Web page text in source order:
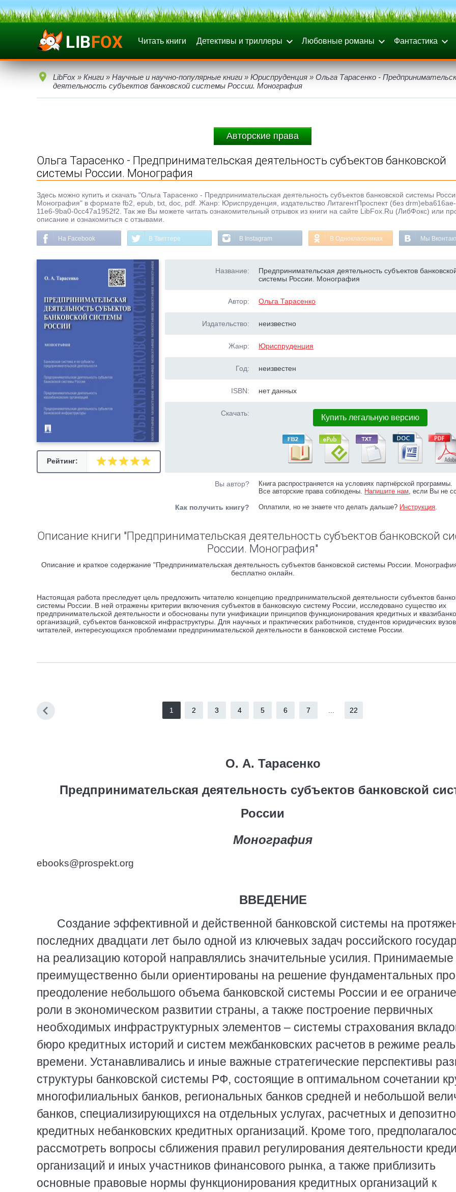
Читать книги Детективы и триллеры Любовные романы Фантастика
LibFox » Книги » Научные и научно-популярные книги » Юриспруденция » Ольга Тарасенко -
деятельность субъектов банковской системы России. Монография
Авторские права
Ольга Тарасенко - Предпринимательская деятельность субъектов банковской
системы России. Монография
Здесь можно купить и скачать "Ольга Тарасенко - Предпринимательская деятельность субъектов банковской системы
Монография" в формате fb2, epub, txt, doc, pdf. Жанр: Юриспруденция, издательство ЛитагентПроспект (без
11e6-9ba0-0cc47a1952f2. Так же Вы можете читать ознакомительный отрывок из книги на сайте LibFox.Ru (ЛибФокс) или
описание и ознакомиться с отзывами.
На Facebook В Твиттере В Instagram В Одноклассниках Мы
Рейтинг:
Название:
Предпринимательская деятельность субъектов
системы России. Монография
Автор: Ольга Тарасенко
Издательство: неизвестно
Жанр: Юриспруденция
Год: неизвестен
ISBN: нет данных
Скачать: Купить легальную версию
Вы автор?
Книга распространяется на условиях партнёрской программы.
Все авторские права соблюдены. Напишите нам, если Вы не
Как получить книгу? Оплатили, но не знаете что делать дальше? Инструкция.
Описание книги "Предпринимательская деятельность субъектов банковской
России. Монография"
Описание и краткое содержание "Предпринимательская деятельность субъектов банковской системы России.
бесплатно онлайн.
Настоящая работа преследует цель предложить читателю концепцию предпринимательской деятельности субъектов
системы России. В ней отражены критерии включения субъектов в банковскую систему России, исследовано существо их
предпринимательской деятельности и обоснованы пути унификации принципов функционирования кредитных и
организаций, субъектов банковской инфраструктуры. Для научных и практических работников, студентов юридических
читателей, интересующихся проблемами предпринимательской деятельности в банковской системе России.
1 2 3 4 5 6 7 22
О. А. Тарасенко
Предпринимательская деятельность субъектов банковской
России
Монография
ebooks@prospekt.org
ВВЕДЕНИЕ
Создание эффективной и действенной банковской системы на
последних двадцати лет было одной из ключевых задач российского
на реализацию которой направлялись значительные усилия.
преимущественно были ориентированы на решение фундаментальных
преодоление небольшого объема банковской системы России и ее
роли в экономическом развитии страны, а также построение первичных
необходимых инфраструктурных элементов – системы страхования
бюро кредитных историй и систем межбанковских расчетов в режиме
времени. Устанавливались и иные важные стратегические перспективы
структуры банковской системы РФ, состоящие в оптимальном сочетании
многофилиальных банков, региональных банков средней и небольшой
банков, специализирующихся на отдельных услугах, расчетных и
кредитных небанковских кредитных организаций. Кроме того,
рассмотреть вопросы сближения правил регулирования деятельности
организаций и иных участников финансового рынка, а также приблизить
основные правовые нормы функционирования кредитных организаций к